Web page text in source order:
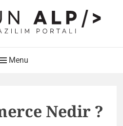
Kişisel Blog –
Portalı
Menu
Nedir ?